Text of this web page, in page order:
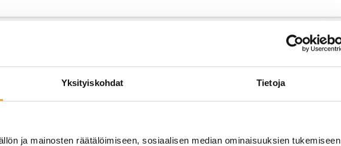
Yksityiskohdat Tietoja
ja mainosten räätälöimiseen, sosiaalisen median ominaisuuksien tukemiseen